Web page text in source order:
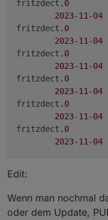
es die
fritzdect .0
2023-11-04
fritzdect .0
2023-11-04
fritzdect .0
2023-11-04
fritzdect .0
2023-11-04
fritzdect .0
2023-11-04
fritzdect .0
2023-11-04
Edit:
Wenn man nochmal
oder dem Update,